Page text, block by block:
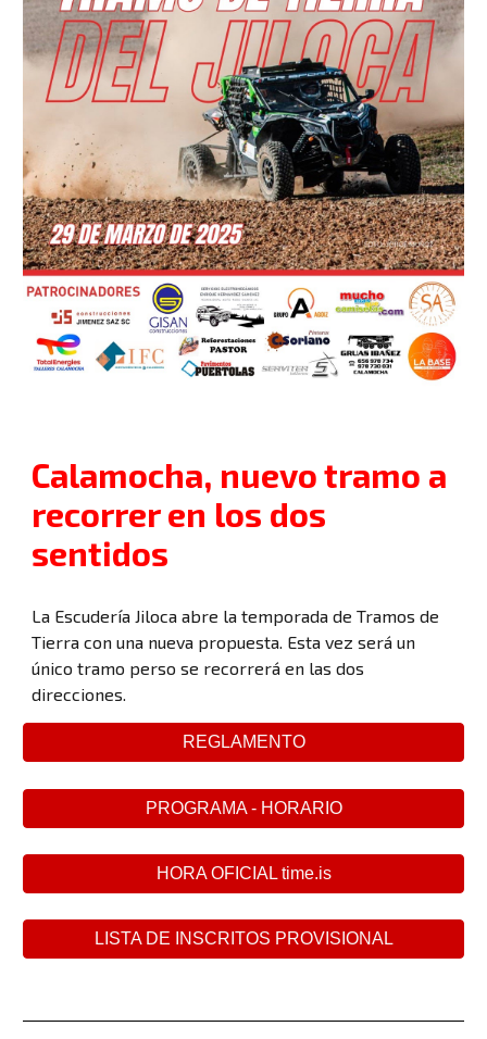
Calamocha, nuevo tramo a
recorrer en los dos
sentidos
La Escudería Jiloca abre la temporada de Tramos de
Tierra con una nueva propuesta. Esta vez será un
único tramo perso se recorrerá en las dos
direcciones.
REGLAMENTO
PROGRAMA - HORARIO
HORA OFICIAL time.is
LISTA DE INSCRITOS PROVISIONAL